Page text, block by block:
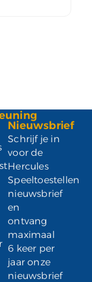
Nieuwsbrief
Schrijf je in
voor de
Hercules
Speeltoestellen
nieuwsbrief
en
ontvang
maximaal
6 keer per
jaar onze
nieuwsbrief